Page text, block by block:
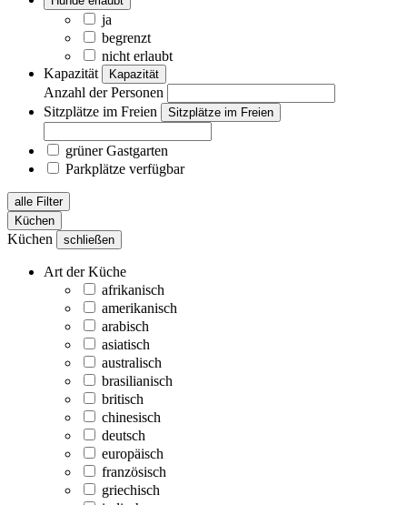
ja
begrenzt
nicht erlaubt
Kapazität
Kapazität
Anzahl der Personen
Sitzplätze im Freien
Sitzplätze im Freien
grüner Gastgarten
Parkplätze verfügbar
alle Filter
Küchen
Küchen schließen
Art der Küche
afrikanisch
amerikanisch
arabisch
asiatisch
australisch
brasilianisch
britisch
chinesisch
deutsch
europäisch
französisch
griechisch